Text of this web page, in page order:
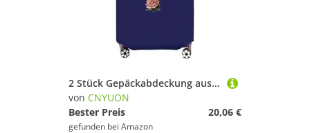
2 Stück Gepäckabdeckung aus Vliesstoff, Kofferschutz, Gepäck, Staubschutz, geeignet for 50,8–76, cm große Koffer mit goldenem Buchstabendruck(Blue I,24 inch)
von CNYUON
Bester Preis
20,06 €
gefunden bei Amazon